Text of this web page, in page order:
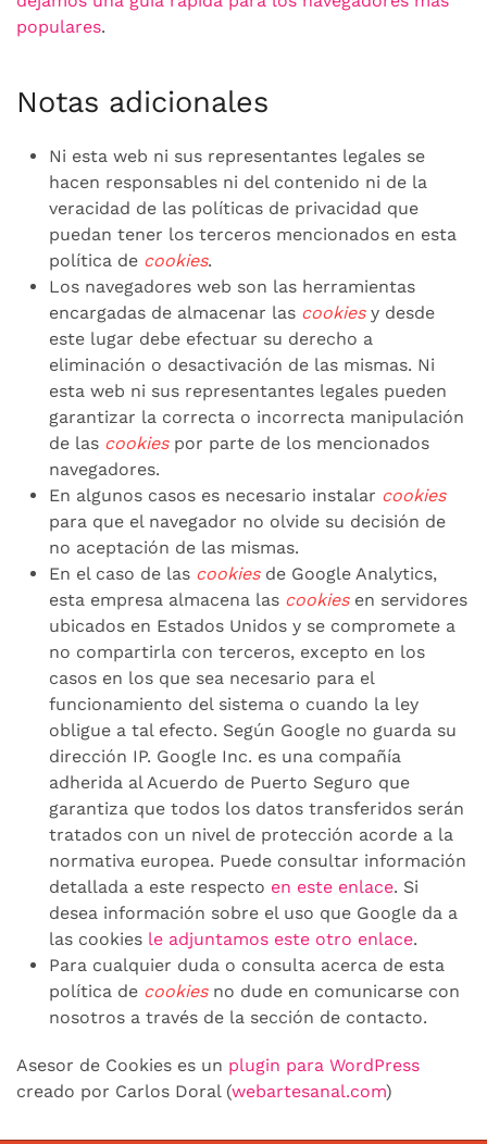
populares.
Notas adicionales
Ni esta web ni sus representantes legales se
hacen responsables ni del contenido ni de la
veracidad de las políticas de privacidad que
puedan tener los terceros mencionados en esta
política de cookies.
Los navegadores web son las herramientas
encargadas de almacenar las cookiesy desde
este lugar debe efectuar su derecho a
eliminación o desactivación de las mismas. Ni
esta web ni sus representantes legales pueden
garantizar la correcta o incorrecta manipulación
de las cookiespor parte de los mencionados
navegadores.
En algunos casos es necesario instalar cookies
para que el navegador no olvide su decisión de
no aceptación de las mismas.
En el caso de las cookiesde Google Analytics,
esta empresa almacena las cookiesen servidores
ubicados en Estados Unidos y se compromete a
no compartirla con terceros, excepto en los
casos en los que sea necesario para el
funcionamiento del sistema o cuando la ley
obligue a tal efecto. Según Google no guarda su
dirección IP. Google Inc. es una compañía
adherida al Acuerdo de Puerto Seguro que
garantiza que todos los datos transferidos serán
tratados con un nivel de protección acorde a la
normativa europea. Puede consultar información
detallada a este respecto en este enlace. Si
desea información sobre el uso que Google da a
las cookies le adjuntamos este otro enlace.
Para cualquier duda o consulta acerca de esta
política de cookiesno dude en comunicarse con
nosotros a través de la sección de contacto.
Asesor de Cookies es un plugin para WordPress
creado por Carlos Doral (webartesanal.com)